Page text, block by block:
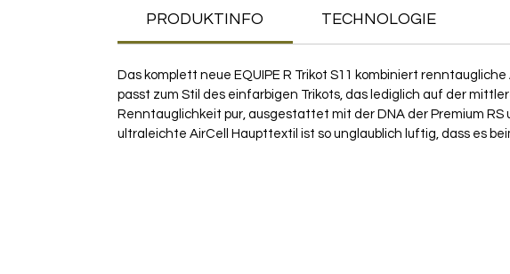
PRODUKTINFO TECHNOLOGIE
Das komplett neue EQUIPE R Trikot S11 kombiniert
passt zum Stil des einfarbigen Trikots, das lediglich auf der
Renntauglichkeit pur, ausgestattet mit der DNA der Premium
ultraleichte AirCell Haupttextil ist so unglaublich luftig, dass es